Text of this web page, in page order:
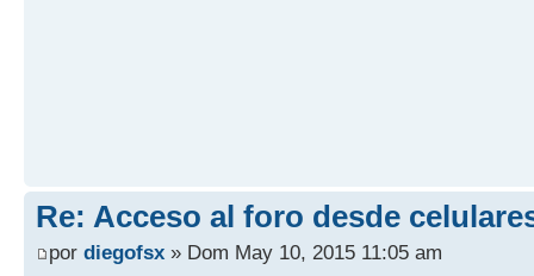
Re: Acceso al foro desde
por diegofsx » Dom May 10, 2015 11:05 am